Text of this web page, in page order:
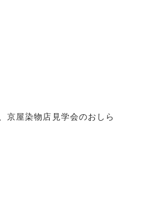
京屋染物店見学会のおしら